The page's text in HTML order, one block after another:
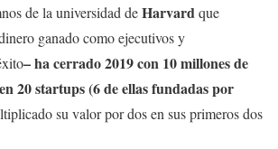
de la universidad deHarvard que
ganado como ejecutivos y
– ha cerrado 2019 con 10 millones de
20 startups (6 de ellas fundadas por
su valor por dos en sus primeros dos